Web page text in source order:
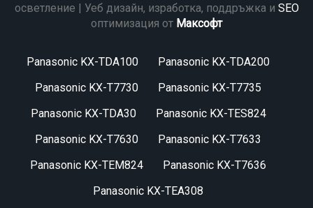
осветление | Уеб дизайн, изработка, поддръжка и SEO
оптимизация от Максофт
Panasonic KX-TDA100
Panasonic KX-TDA200
Panasonic KX-T7730
Panasonic KX-T7735
Panasonic KX-TDA30
Panasonic KX-TES824
Panasonic KX-T7630
Panasonic KX-T7633
Panasonic KX-TEM824
Panasonic KX-T7636
Panasonic KX-TEA308